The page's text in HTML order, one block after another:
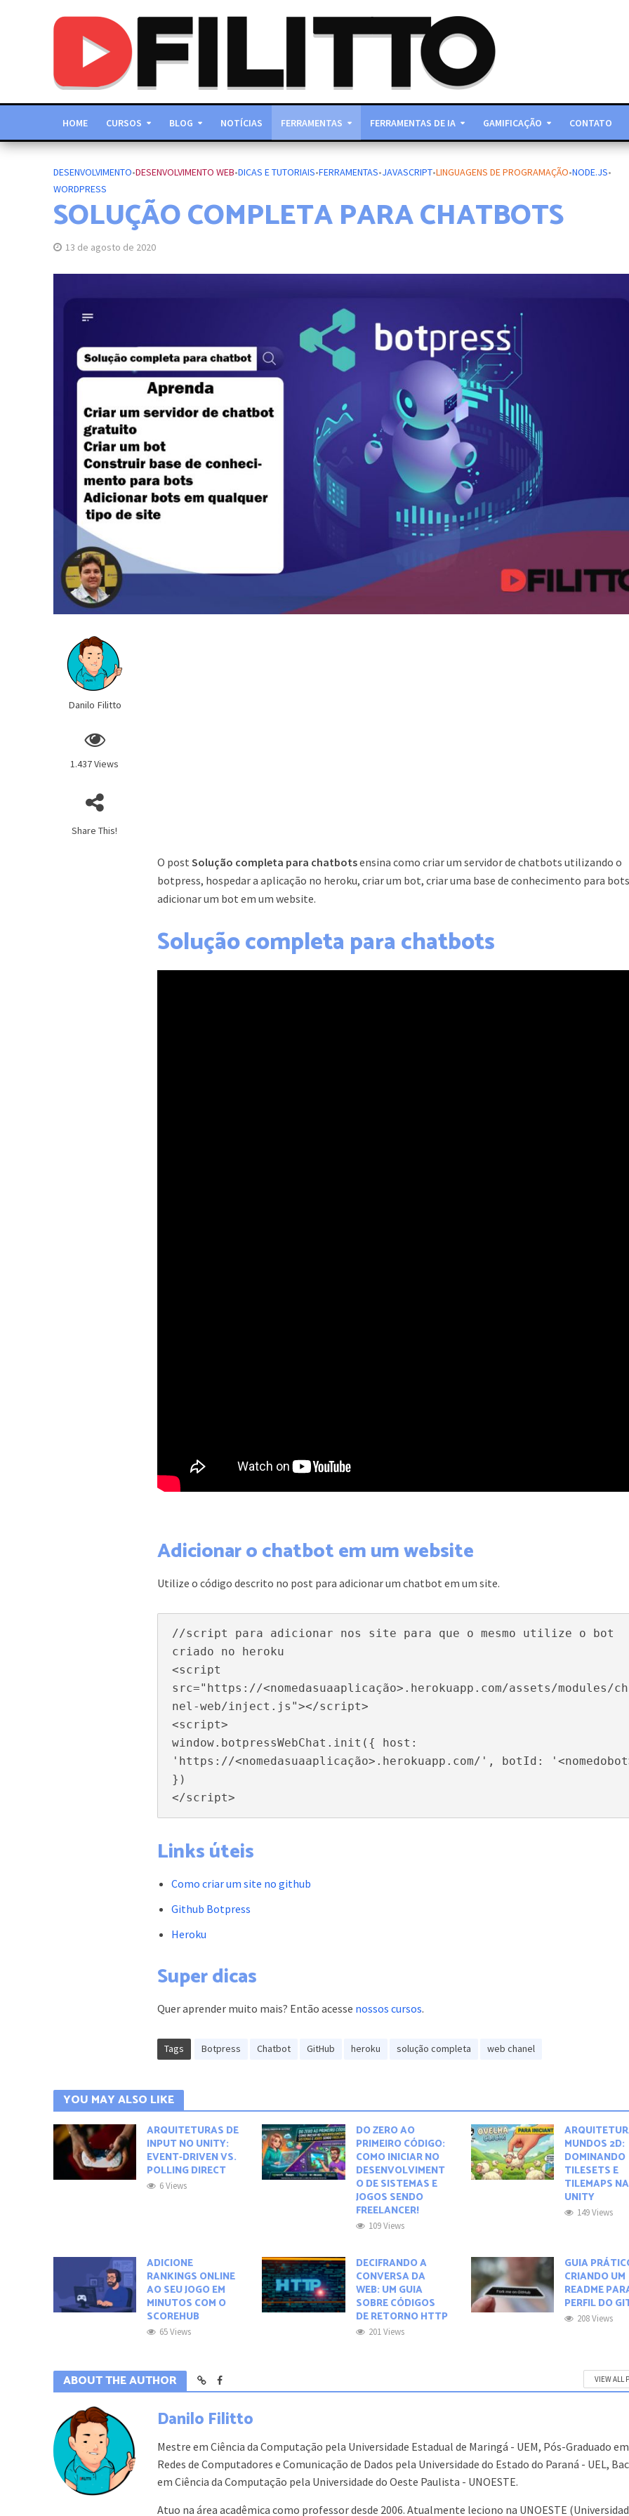
HOME CURSOS BLOG NOTÍCIAS FERRAMENTAS FERRAMENTAS DE IA GAMIFICAÇÃO CONTATO
DESENVOLVIMENTO•DESENVOLVIMENTO WEB•DICAS E TUTORIAIS•FERRAMENTAS•JAVASCRIPT•LINGUAGENS DE PROGRAMAÇÃO•NODE.JS•
WORDPRESS
SOLUÇÃO COMPLETA PARA CHATBOTS
13 de agosto de 2020
Danilo Filitto
1.437 Views
Share This!
O postSolução completa para chatbotsensina como criar um servidor de chatbots utilizando o
botpress, hospedar a aplicação no heroku, criar um bot, criar uma base de conhecimento para
adicionar um bot em um website.
Solução completa para chatbots
Adicionar o chatbot em um website
Utilize o código descrito no post para adicionar um chatbot em um site.
//script para adicionar nos site para que o mesmo utilize o bot
criado no heroku
<script
src="https://<nomedasuaaplicação>.herokuapp.com/assets/modules/
nel-web/inject.js"></script>
<script>
window.botpressWebChat.init({ host:
'https://<nomedasuaaplicação>.herokuapp.com/', botId:
})
</script>
Links úteis
Como criar um site no github
Github Botpress
Heroku
Super dicas
Quer aprender muito mais? Então acesse nossos cursos.
Tags Botpress Chatbot GitHub heroku solução completa web chanel
YOU MAY ALSO LIKE
ARQUITETURAS DE
INPUT NO UNITY:
EVENT-DRIVEN VS.
POLLING DIRECT
6 Views
DO ZERO AO
PRIMEIRO CÓDIGO:
COMO INICIAR NO
DESENVOLVIMENT
O DE SISTEMAS E
JOGOS SENDO
FREELANCER!
109 Views
MUNDOS 2D:
DOMINANDO
TILESETS E
TILEMAPS NA
UNITY
149 Views
ADICIONE
RANKINGS ONLINE
AO SEU JOGO EM
MINUTOS COM O
SCOREHUB
65 Views
DECIFRANDO A
CONVERSA DA
WEB: UM GUIA
SOBRE CÓDIGOS
DE RETORNO HTTP
201 Views
GUIA
CRIANDO UM
README
PERFIL DO
208 Views
ABOUT THE AUTHOR VIEW ALL
Danilo Filitto
Mestre em Ciência da Computação pela Universidade Estadual de Maringá - UEM, Pós-Graduado em
Redes de Computadores e Comunicação de Dados pela Universidade do Estado do Paraná - UEL,
em Ciência da Computação pela Universidade do Oeste Paulista - UNOESTE.
Atuo na área acadêmica como professor desde 2006. Atualmente leciono na UNOESTE